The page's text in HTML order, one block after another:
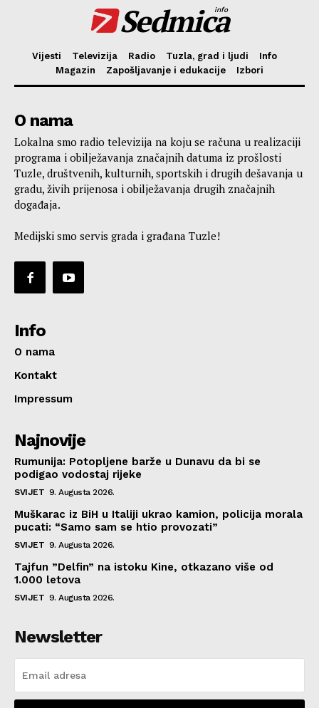
Sedmica
info
Vijesti Televizija Radio Tuzla, grad i ljudi
Info
Magazin
Zapošljavanje i edukacije Izbori
O nama
Lokalna smo radio televizija na koju se računa u realizaciji
programa i obilježavanja značajnih datuma iz prošlosti
Tuzle, društvenih, kulturnih, sportskih i drugih dešavanja u
gradu, živih prijenosa i obilježavanja drugih značajnih
događaja.
Medijski smo servis grada i građana Tuzle!
Info
O nama
Kontakt
Impressum
Najnovije
Rumunija: Potopljene barže u Dunavu da bi se
podigao vodostaj rijeke
SVIJET 9. Augusta 2026.
Muškarac iz BiH u Italiji ukrao kamion, policija morala
pucati: “Samo sam se htio provozati”
SVIJET 9. Augusta 2026.
Tajfun ”Delfin” na istoku Kine, otkazano više od
1.000 letova
SVIJET 9. Augusta 2026.
Newsletter